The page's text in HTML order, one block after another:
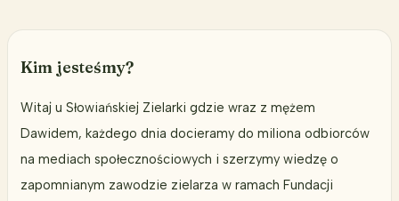
Kim jesteśmy?
Witaj u Słowiańskiej Zielarki gdzie wraz z mężem
Dawidem, każdego dnia docieramy do miliona odbiorców
na mediach społecznościowych i szerzymy wiedzę o
zapomnianym zawodzie zielarza w ramach Fundacji